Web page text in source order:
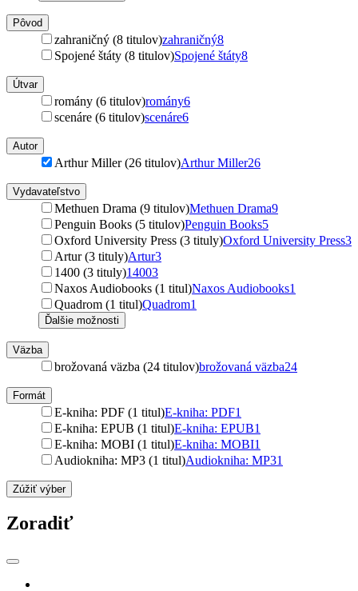
Pôvod
zahraničný (8 titulov)zahraničný8
Spojené štáty (8 titulov)Spojené štáty8
Útvar
romány (6 titulov)romány6
scenáre (6 titulov)scenáre6
Autor
Arthur Miller (26 titulov)Arthur Miller26
Vydavateľstvo
Methuen Drama (9 titulov)Methuen Drama9
Penguin Books (5 titulov)Penguin Books5
Oxford University Press (3 tituly)Oxford University Press3
Artur (3 tituly)Artur3
1400 (3 tituly)14003
Naxos Audiobooks (1 titul)Naxos Audiobooks1
Quadrom (1 titul)Quadrom1
Ďalšie možnosti
Väzba
brožovaná väzba (24 titulov)brožovaná väzba24
Formát
E-kniha: PDF (1 titul)E-kniha: PDF1
E-kniha: EPUB (1 titul)E-kniha: EPUB1
E-kniha: MOBI (1 titul)E-kniha: MOBI1
Audiokniha: MP3 (1 titul)Audiokniha: MP31
Zúžiť výber
Zoradiť